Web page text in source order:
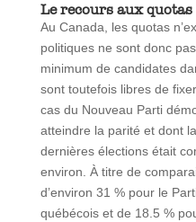
Le recours aux quotas
Au Canada, les quotas
politiques ne sont donc
minimum de candidates
sont toutefois libres de
cas du Nouveau Parti
atteindre la parité et dont
dernières élections était
environ. À titre de
d’environ 31 % pour le
québécois et de 18.5 %